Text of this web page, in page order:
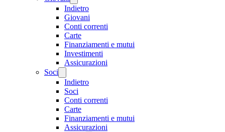
Indietro
Giovani
Conti correnti
Carte
Finanziamenti e mutui
Investimenti
Assicurazioni
Soci
Indietro
Soci
Conti correnti
Carte
Finanziamenti e mutui
Assicurazioni